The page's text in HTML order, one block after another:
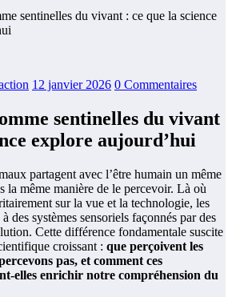
sentinelles du vivant : ce que la science
12 janvier 2026 0 Commentaires
sentinelles du vivant
explore aujourd’hui
partagent avec l’être humain un même
la même manière de le percevoir. Là où
sur la vue et la technologie, les
des systèmes sensoriels façonnés par des
Cette différence fondamentale suscite
croissant : que perçoivent les
pas, et comment ces
elles enrichir notre compréhension du